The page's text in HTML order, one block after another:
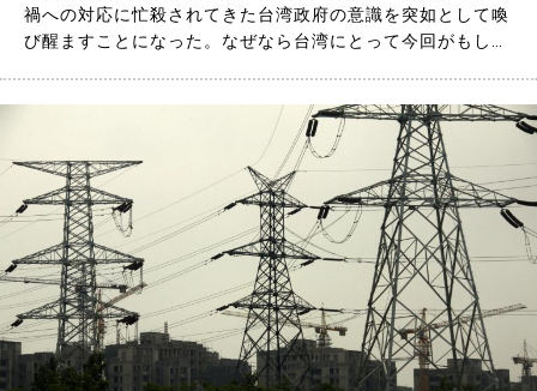
禍への対応に忙殺されてきた台湾政府の意識を突如として喚
び醒ますことになった。なぜなら台湾にとって今回がもしか
夜、CPTPP申請書類を事務局であるニュージーランドに既